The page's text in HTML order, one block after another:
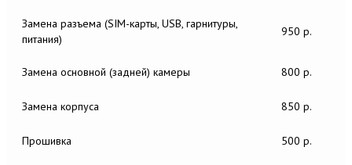
Замена разъема (SIM-карты, USB, гарнитуры,
питания)
950 р.
Замена основной (задней) камеры 800 р.
Замена корпуса 850 р.
Прошивка 500 р.